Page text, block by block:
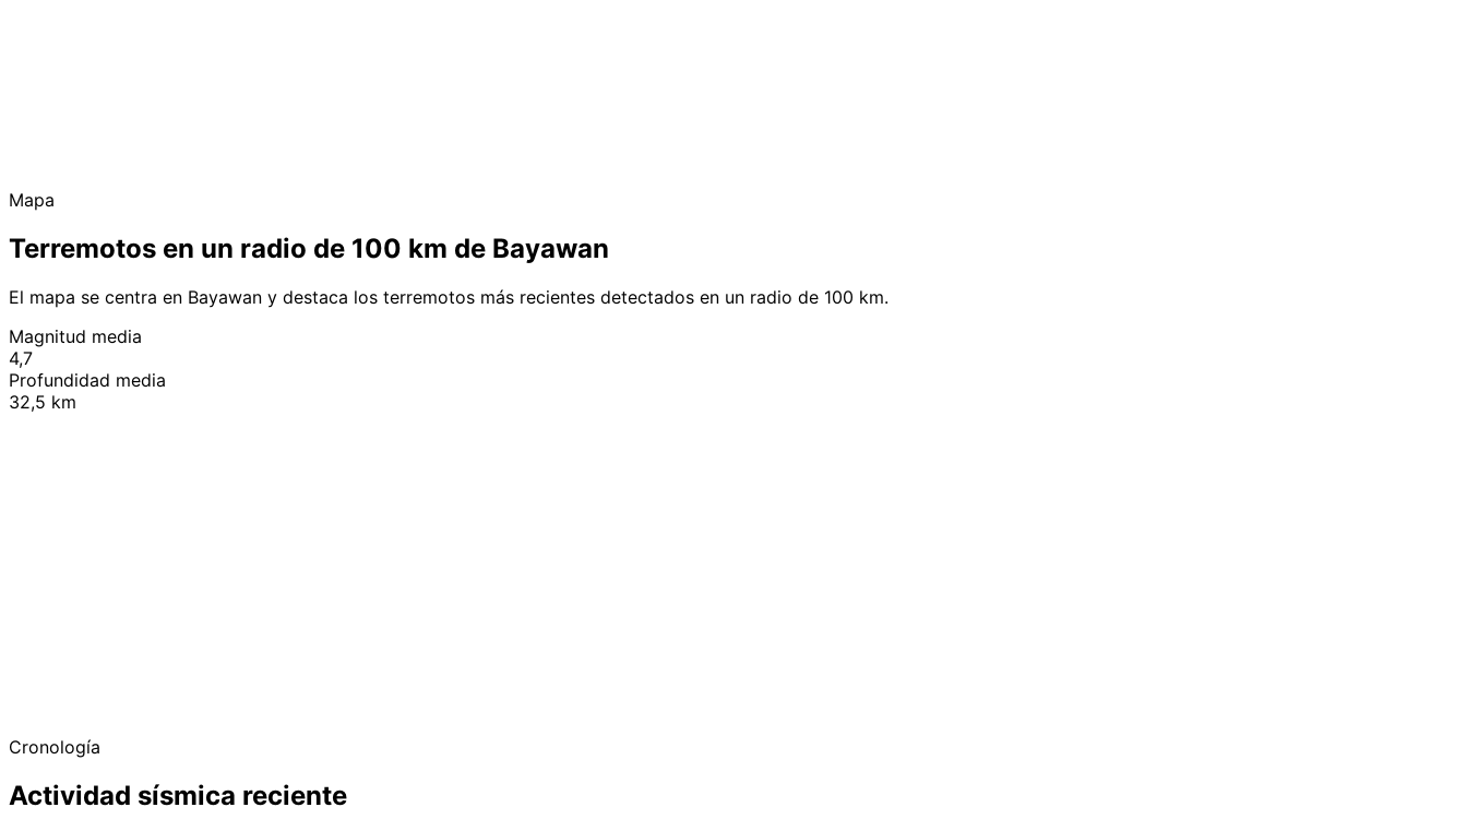
Mapa
Terremotos en un radio de 100 km de Bayawan
El mapa se centra en Bayawan y destaca los terremotos más recientes detectados en un radio de 100 km.
Magnitud media
4,7
Profundidad media
32,5 km
Cronología
Actividad sísmica reciente